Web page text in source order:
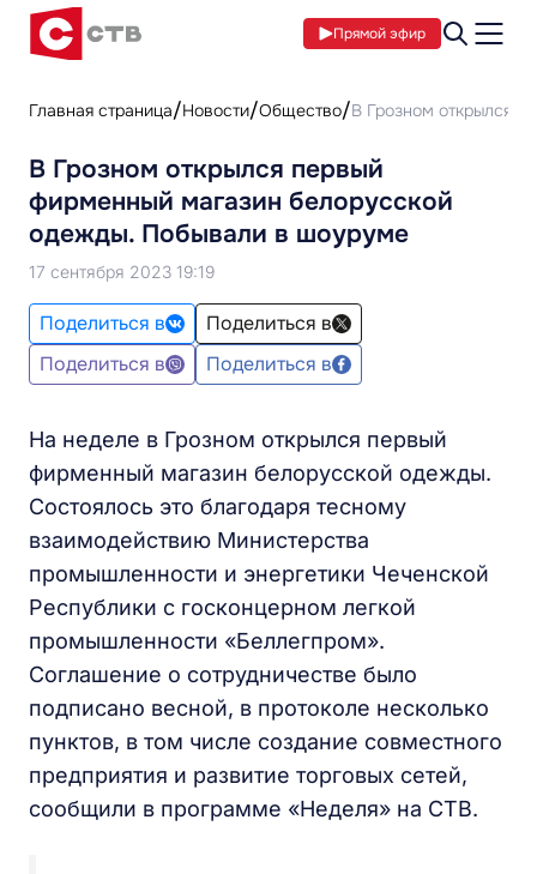
Прямой эфир
Главная страница Новости Общество В Грозном открылся
В Грозном открылся первый
фирменный магазин белорусской
одежды. Побывали в шоуруме
17 сентября 2023 19:19
Поделиться в
Поделиться в
Поделиться в
Поделиться в
На неделе в Грозном открылся первый
фирменный магазин белорусской одежды.
Состоялось это благодаря тесному
взаимодействию Министерства
промышленности и энергетики Чеченской
Республики с госконцерном легкой
промышленности «Беллегпром».
Соглашение о сотрудничестве было
подписано весной, в протоколе несколько
пунктов, в том числе создание совместного
предприятия и развитие торговых сетей,
сообщили в программе «Неделя» на СТВ.